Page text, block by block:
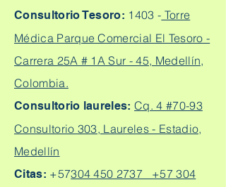
Consultorio Tesoro: 1403 - Torre
Médica Parque Comercial El Tesoro -
Carrera 25A # 1A Sur - 45, Medellín,
Colombia.
Consultorio laureles:Cq. 4 #70-93
Consultorio 303, Laureles - Estadio,
Medellín
Citas: +57304 450 2737 +57 304